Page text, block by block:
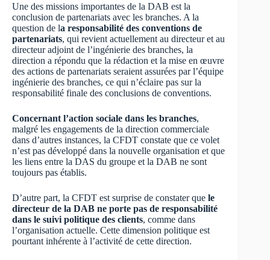
Une des missions importantes de la DAB est la
conclusion de partenariats avec les branches. A la
question de la responsabilité des conventions de
partenariats, qui revient actuellement au directeur et au
directeur adjoint de l’ingénierie des branches, la
direction a répondu que la rédaction et la mise en œuvre
des actions de partenariats seraient assurées par l’équipe
ingénierie des branches, ce qui n’éclaire pas sur la
responsabilité finale des conclusions de conventions.
Concernant l’action sociale dans les branches,
malgré les engagements de la direction commerciale
dans d’autres instances, la CFDT constate que ce volet
n’est pas développé dans la nouvelle organisation et que
les liens entre la DAS du groupe et la DAB ne sont
toujours pas établis.
D’autre part, la CFDT est surprise de constater que le
directeur de la DAB ne porte pas de responsabilité
dans le suivi politique des clients, comme dans
l’organisation actuelle. Cette dimension politique est
pourtant inhérente à l’activité de cette direction.